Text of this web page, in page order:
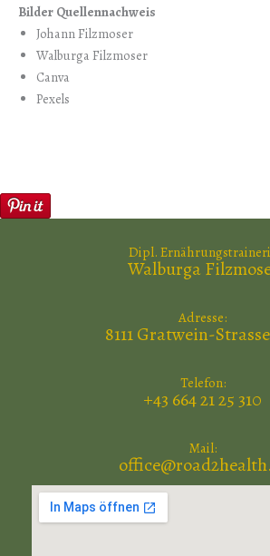
Bilder Quellennachweis
Johann Filzmoser
Walburga Filzmoser
Canva
Pexels
Dipl.
Walburga
Adresse:
8111 Gratwein-
Telefon:
+43 664 21 25 310
Mail: